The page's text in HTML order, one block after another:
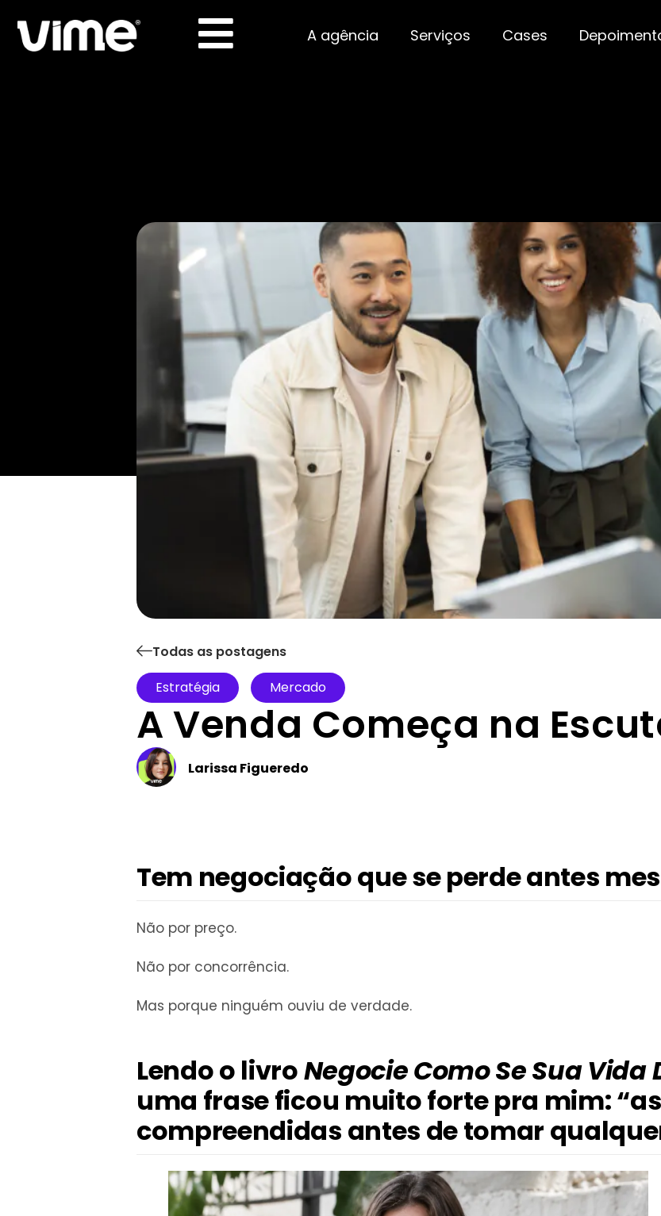
A agência Serviços Cases
Todas as postagens
Estratégia
Mercado
A Venda Começa na
Larissa Figueredo
Tem negociação que se perde antes
Não por preço.
Não por concorrência.
Mas porque ninguém ouviu de verdade.
Lendo o livroNegocie Como Se Sua Vida
uma frase ficou muito forte pra mim:
compreendidas antes de tomar